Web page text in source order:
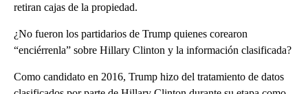
retiran cajas de la propiedad.
¿No fueron los partidarios de Trump quienes corearon
“enciérrenla” sobre Hillary Clinton y la información clasificada?
Como candidato en 2016, Trump hizo del tratamiento de datos